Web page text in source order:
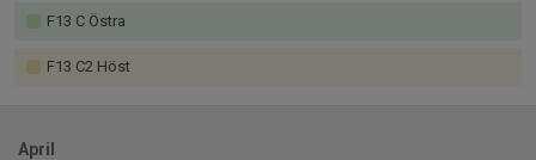
F13 C Östra
F13 C2 Höst
April